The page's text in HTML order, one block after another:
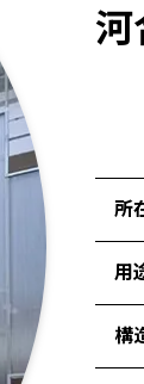
所
用
構